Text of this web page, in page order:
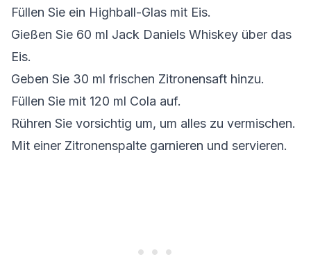
Füllen Sie ein Highball-Glas mit Eis.
Gießen Sie 60 ml Jack Daniels Whiskey über das
Eis.
Geben Sie 30 ml frischen Zitronensaft hinzu.
Füllen Sie mit 120 ml Cola auf.
Rühren Sie vorsichtig um, um alles zu vermischen.
Mit einer Zitronenspalte garnieren und servieren.